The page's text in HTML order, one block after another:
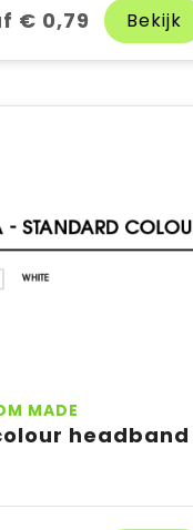
€ 0,79 Bekijk
MADE
headband